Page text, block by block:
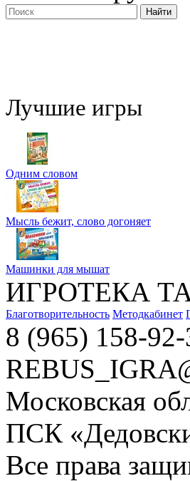
Лучшие игры
Одним словом
Мысль бежит, слово догоняет
Машинки для мышат
ИГРОТЕКА
Благотворительность Методкабинет
8 (965) 158-92-
Московская
ПСК
Все права